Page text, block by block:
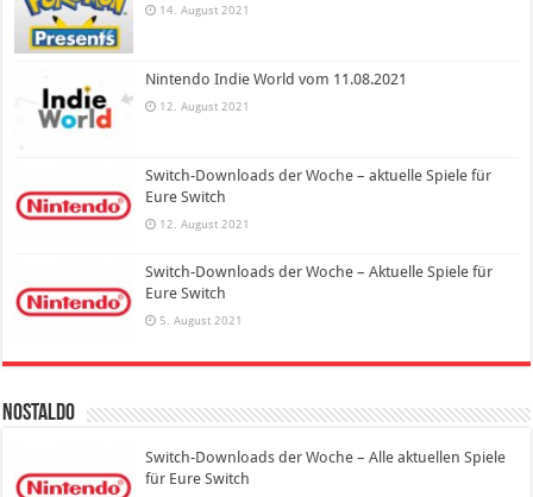
14. August 2021
Nintendo Indie World vom 11.08.2021
12. August 2021
Switch-Downloads der Woche – aktuelle Spiele für
Eure Switch
12. August 2021
Switch-Downloads der Woche – Aktuelle Spiele für
Eure Switch
5. August 2021
Nostaldo
Switch-Downloads der Woche – Alle aktuellen Spiele
für Eure Switch